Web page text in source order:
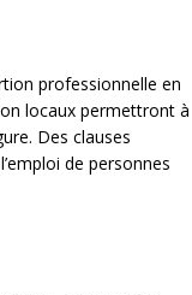
professionnelle en
locaux permettront à
Des clauses
de personnes